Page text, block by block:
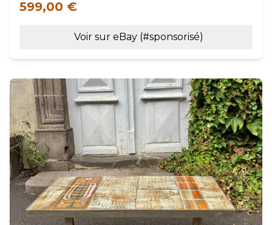
599,00 €
Voir sur eBay (#sponsorisé)